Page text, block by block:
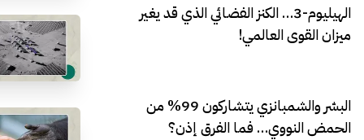
الهيليوم-3… الكنز الفضائي الذي قد يغير
ميزان القوى العالمي!
البشر والشمبانزي يتشاركون 99% من
الحمض النووي… فما الفرق إذن؟